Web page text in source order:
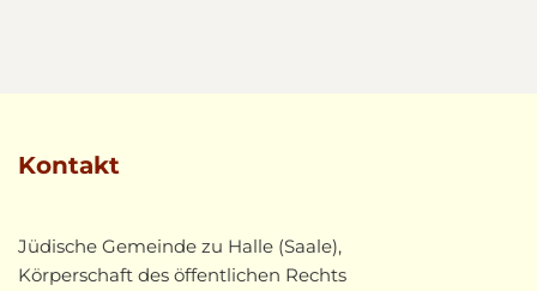
Kontakt
Jüdische Gemeinde zu Halle (Saale),
Körperschaft des öffentlichen Rechts